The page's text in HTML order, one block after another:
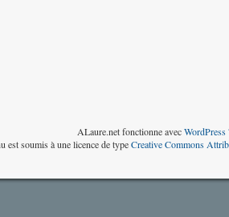
ALaure.net fonctionne avecWordPress
est soumis à une licence de typeCreative Commons